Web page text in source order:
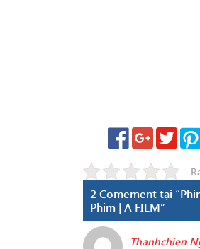
2 Comement tại
Phim | A FILM”
Thanhchien